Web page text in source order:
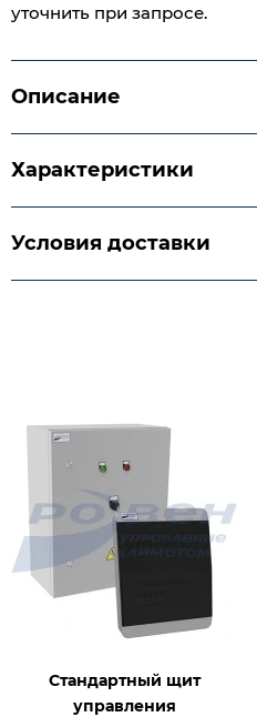
уточнить при запросе.
Описание
Характеристики
Условия доставки
Стандартный щит
управления